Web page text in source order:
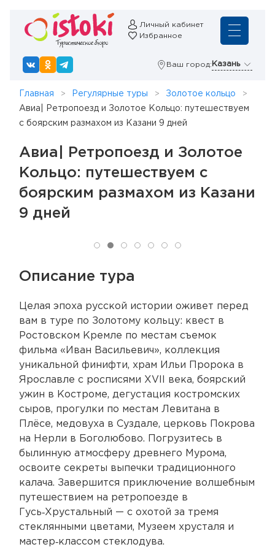
Личный кабинет
Избранное
Ваш город: Казань
Главная Регулярные туры
Золотое кольцо
Авиа| Ретропоезд и Золотое Кольцо: путешествуем
с боярским размахом из Казани 9 дней
Авиа| Ретропоезд и Золотое
Кольцо: путешествуем с
боярским размахом из Казани
9 дней
Описание тура
Целая эпоха русской истории оживет перед
вам в туре по Золотому кольцу: квест в
Ростовском Кремле по местам съемок
фильма «Иван Васильевич», коллекция
уникальной финифти, храм Ильи Пророка в
Ярославле с росписями XVII века, боярский
ужин в Костроме, дегустация костромских
сыров, прогулки по местам Левитана в
Плёсе, медовуха в Суздале, церковь Покрова
на Нерли в Боголюбово. Погрузитесь в
былинную атмосферу древнего Мурома,
освоите секреты выпечки традиционного
калача. Завершится приключение волшебным
путешествием на ретропоезде в
Гусь‑Хрустальный — с охотой за тремя
стеклянными цветами, Музеем хрусталя и
мастер‑классом стеклодува.